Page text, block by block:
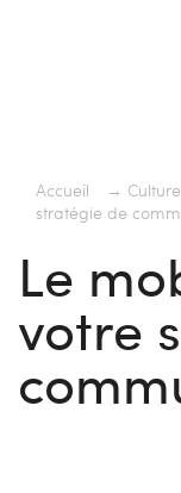
Accueil →
stratégie de
Le
votre